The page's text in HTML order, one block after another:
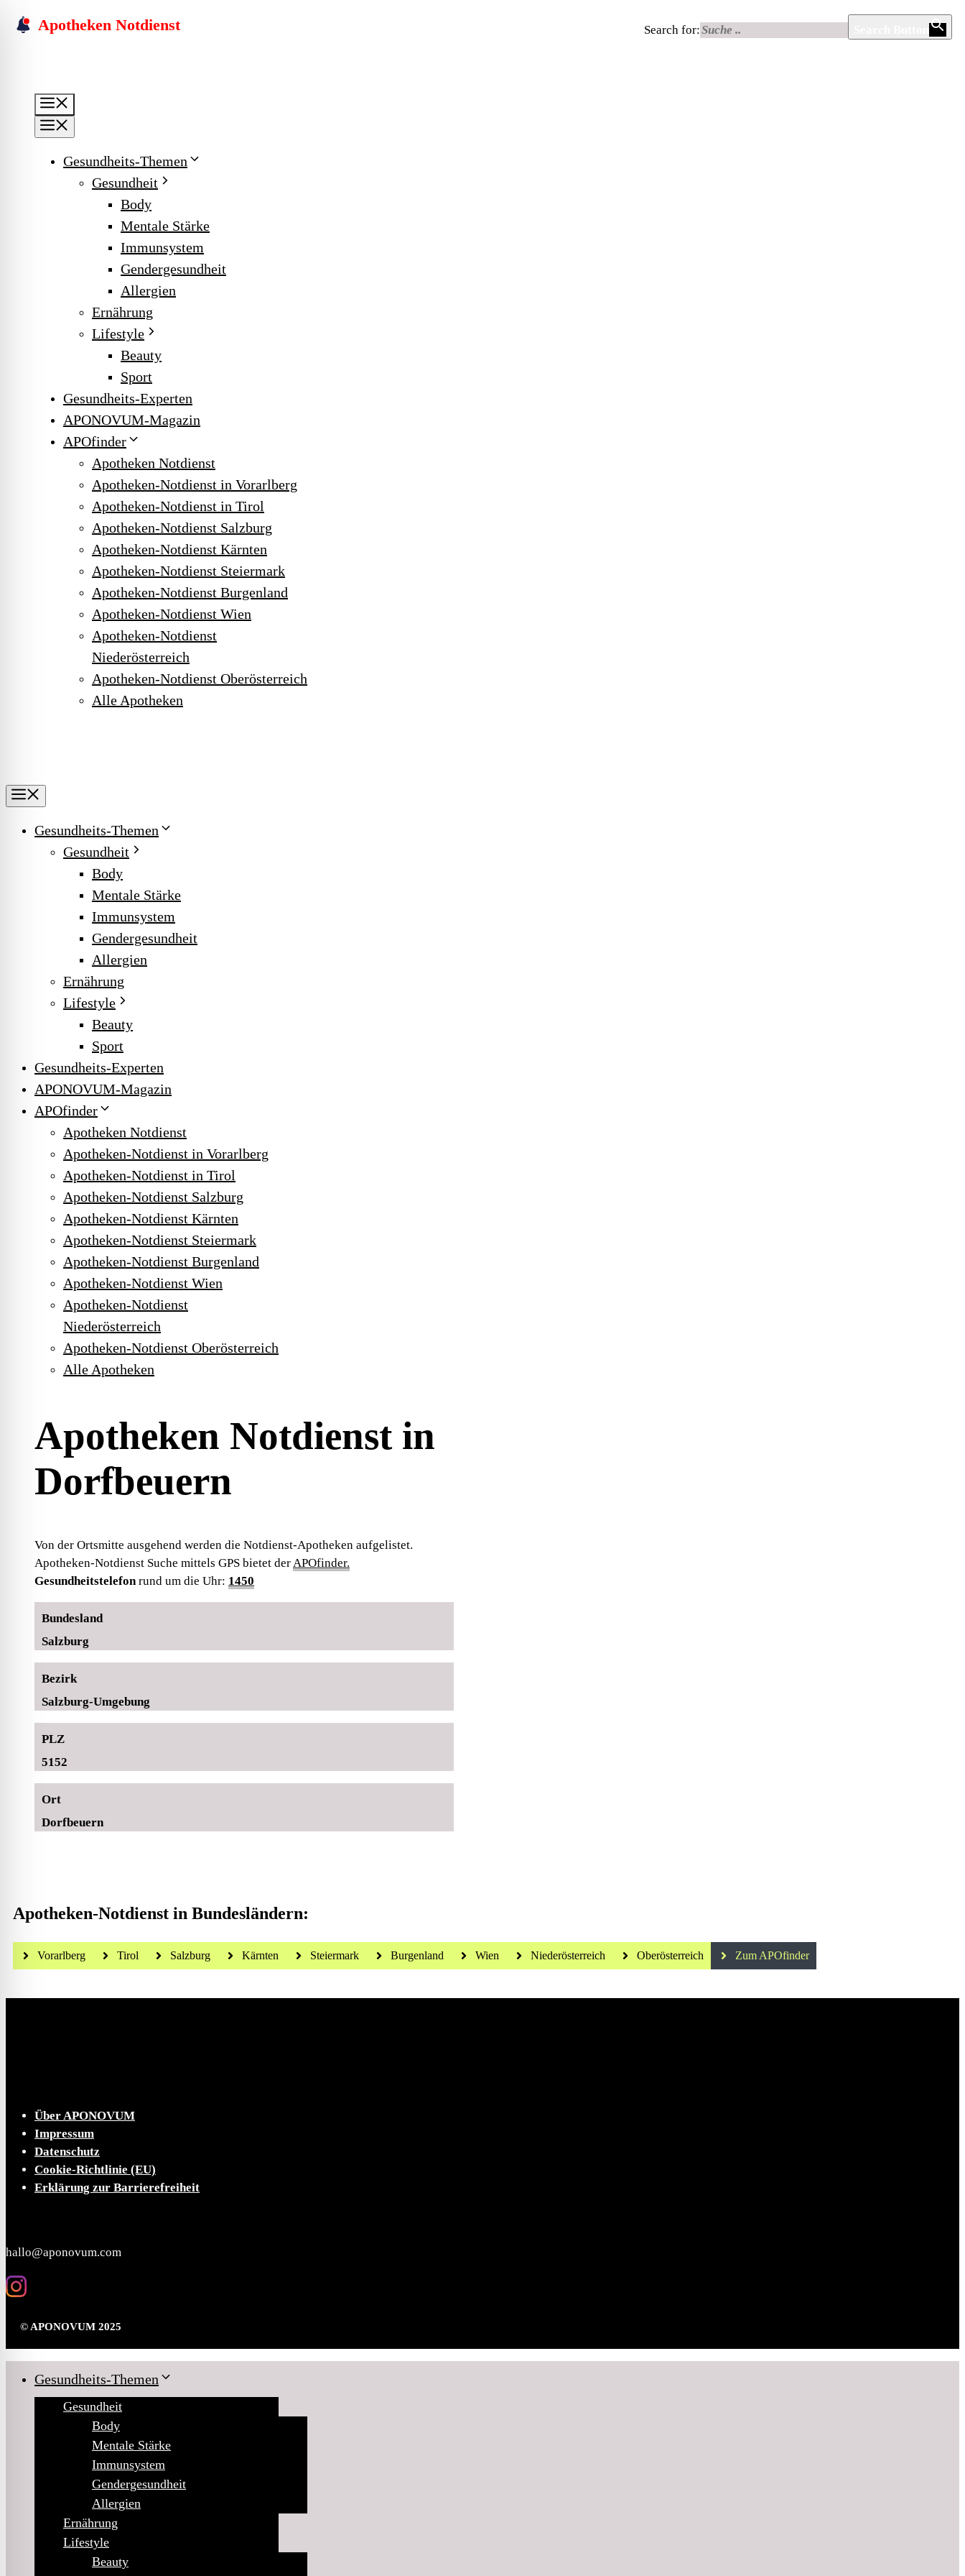
Skip
Apotheken Notdienst Search for:
Gesundheits-Themen
Gesundheit
Body
Mentale Stärke
Immunsystem
Gendergesundheit
Allergien
Ernährung
Lifestyle
Beauty
Sport
Gesundheits-Experten
APONOVUM-Magazin
APOfinder
Apotheken Notdienst
Apotheken-Notdienst in Vorarlberg
Apotheken-Notdienst in Tirol
Apotheken-Notdienst Salzburg
Apotheken-Notdienst Kärnten
Apotheken-Notdienst Steiermark
Apotheken-Notdienst Burgenland
Apotheken-Notdienst Wien
Apotheken-Notdienst
Niederösterreich
Apotheken-Notdienst Oberösterreich
Alle Apotheken
Gesundheits-Themen
Gesundheit
Body
Mentale Stärke
Immunsystem
Gendergesundheit
Allergien
Ernährung
Lifestyle
Beauty
Sport
Gesundheits-Experten
APONOVUM-Magazin
APOfinder
Apotheken Notdienst
Apotheken-Notdienst in Vorarlberg
Apotheken-Notdienst in Tirol
Apotheken-Notdienst Salzburg
Apotheken-Notdienst Kärnten
Apotheken-Notdienst Steiermark
Apotheken-Notdienst Burgenland
Apotheken-Notdienst Wien
Apotheken-Notdienst
Niederösterreich
Apotheken-Notdienst Oberösterreich
Alle Apotheken
Apotheken Notdienst in
Dorfbeuern
Von der Ortsmitte ausgehend werden die Notdienst-Apotheken aufgelistet.
Apotheken-Notdienst Suche mittels GPS bietet derAPOfinder.
Gesundheitstelefonrund um die Uhr: 1450
Bundesland
Salzburg
Bezirk
Salzburg-Umgebung
PLZ
5152
Ort
Dorfbeuern
Apotheken-Notdienst in Bundesländern:
Vorarlberg Tirol Salzburg Kärnten Steiermark Burgenland Wien Niederösterreich Oberösterreich Zum APOfinder
Über APONOVUM
Impressum
Datenschutz
Cookie-Richtlinie (EU)
Erklärung zur Barrierefreiheit
hallo@aponovum.com
© APONOVUM 2025
Gesundheits-Themen
Gesundheit
Body
Mentale Stärke
Immunsystem
Gendergesundheit
Allergien
Ernährung
Lifestyle
Beauty